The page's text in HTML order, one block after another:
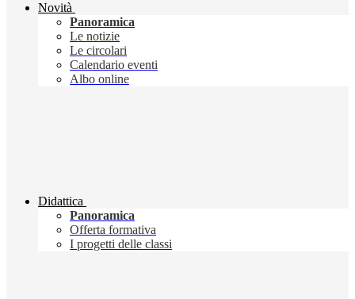
Novità
Panoramica
Le notizie
Le circolari
Calendario eventi
Albo online
Didattica
Panoramica
Offerta formativa
I progetti delle classi